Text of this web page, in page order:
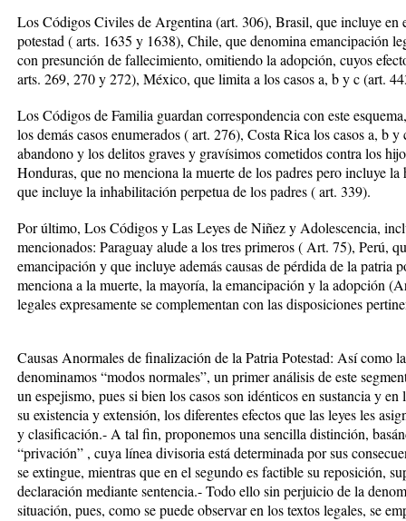
Los Códigos Civiles de Argentina (art. 306), Brasil, que incluye en
potestad ( arts. 1635 y 1638), Chile, que denomina emancipación
con presunción de fallecimiento, omitiendo la adopción, cuyos
arts. 269, 270 y 272), México, que limita a los casos a, b y c (art.
Los Códigos de Familia guardan correspondencia con este
los demás casos enumerados ( art. 276), Costa Rica los casos a, b
abandono y los delitos graves y gravísimos cometidos contra los
Honduras, que no menciona la muerte de los padres pero incluye
que incluye la inhabilitación perpetua de los padres ( art. 339).
Por último, Los Códigos y Las Leyes de Niñez y Adolescencia,
mencionados: Paraguay alude a los tres primeros ( Art. 75), Perú,
emancipación y que incluye además causas de pérdida de la patria
menciona a la muerte, la mayoría, la emancipación y la adopción
legales expresamente se complementan con las disposiciones
Causas Anormales de finalización de la Patria Potestad: Así como
denominamos “modos normales”, un primer análisis de este
un espejismo, pues si bien los casos son idénticos en sustancia y
su existencia y extensión, los diferentes efectos que las leyes les
y clasificación.- A tal fin, proponemos una sencilla distinción,
“privación” , cuya línea divisoria está determinada por sus
se extingue, mientras que en el segundo es factible su reposición,
declaración mediante sentencia.- Todo ello sin perjuicio de la
situación, pues, como se puede observar en los textos legales, se